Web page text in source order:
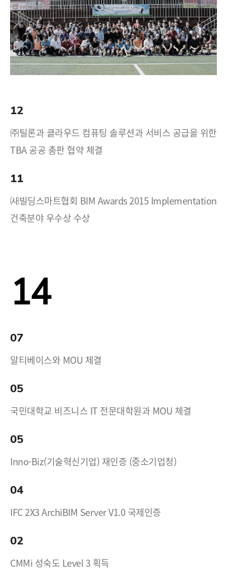
12
㈜틸론과 클라우드 컴퓨팅 솔루션과 서비스 공급을 위한
TBA 공공 총판 협약 체결
11
㈔빌딩스마트협회 BIM Awards 2015 Implementation
건축분야 우수상 수상
14
07
알티베이스와 MOU 체결
05
국민대학교 비즈니스 IT 전문대학원과 MOU 체결
05
Inno-Biz(기술혁신기업) 재인증 (중소기업청)
04
IFC 2X3 ArchiBIM Server V1.0 국제인증
02
CMMi 성숙도 Level 3 획득